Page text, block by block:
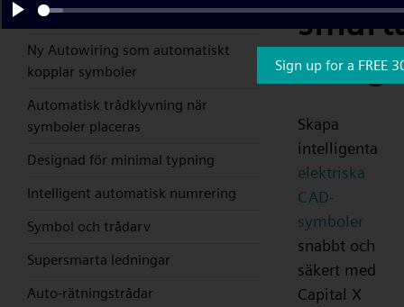
bara enkelt dra och släpp
Ny Autowiring som automatiskt
kopplar symboler
Automatisk trådklyvning när
symboler placeras
Designad för minimal typning
Intelligent automatisk numrering
Symbol och trådarv
Supersmarta ledningar
Auto-rätningstrådar
Skapa
intelligenta
elektriska
CAD-
symboler
snabbt och
säkert med
Capital X
Play
Sign up for a FREE